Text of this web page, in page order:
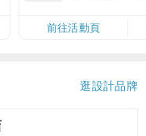
前往活動頁
逛設計品牌